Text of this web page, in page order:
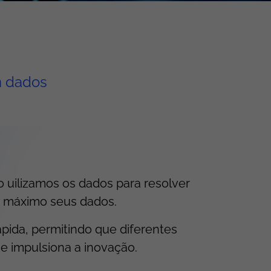
dados
uilizamos os dados para resolver
seus dados.
permitindo que diferentes
impulsiona a inovação.